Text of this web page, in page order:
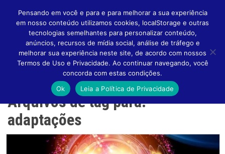
Arquivos de tag para:
adaptações
Pensando em você e para e para melhorar a sua experiência
em nosso conteúdo utilizamos cookies, localStorage e outras
tecnologias semelhantes para personalizar conteúdo,
anúncios, recursos de mídia social, análise de tráfego e
melhorar sua experiência neste site, de acordo com nossos
Termos de Uso e Privacidade. Ao continuar navegando, você
concorda com estas condições.
Ok
Leia a Política de Privacidade